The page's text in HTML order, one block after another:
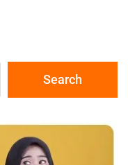
Search